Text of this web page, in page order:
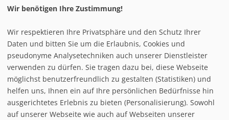
Wir benötigen Ihre Zustimmung!
Wir respektieren Ihre Privatsphäre und den Schutz Ihrer
Daten und bitten Sie um die Erlaubnis, Cookies und
pseudonyme Analysetechniken auch unserer Dienstleister
verwenden zu dürfen. Sie tragen dazu bei, diese Webseite
möglichst benutzerfreundlich zu gestalten (Statistiken) und
helfen uns, Ihnen ein auf Ihre persönlichen Bedürfnisse hin
ausgerichtetes Erlebnis zu bieten (Personalisierung). Sowohl
auf unserer Webseite wie auch auf Webseiten unserer